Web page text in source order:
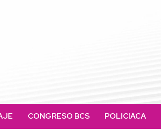
CONGRESO BCS POLICIACA